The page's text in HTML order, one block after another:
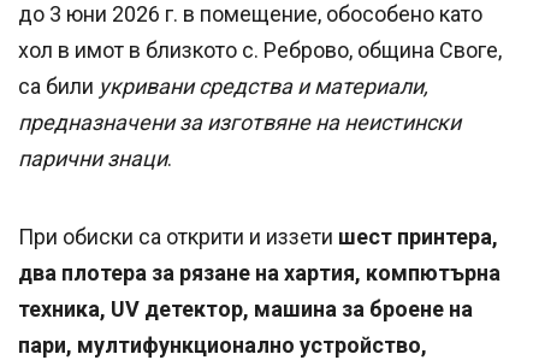
до 3 юни 2026 г. в помещение, обособено като
хол в имот в близкото с. Реброво, община Своге,
са били укривани средства и материали,
предназначени за изготвяне на неистински
парични знаци.
При обиски са открити и иззети шест принтера,
два плотера за рязане на хартия, компютърна
техника, UV детектор, машина за броене на
пари, мултифункционално устройство,